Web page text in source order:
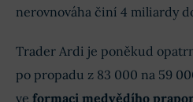
nerovnováha činí 4 miliardy
Trader Ardi je poněkud
po propadu z 83 000 na 59
ve formaci medvědího